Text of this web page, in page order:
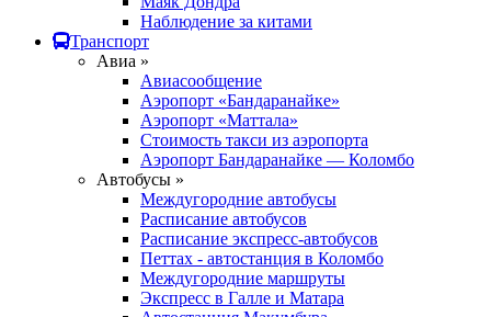
Наблюдение за китами
Транспорт
Авиа »
Авиасообщение
Аэропорт «Бандаранайке»
Аэропорт «Маттала»
Стоимость такси из аэропорта
Аэропорт Бандаранайке — Коломбо
Автобусы »
Междугородние автобусы
Расписание автобусов
Расписание экспресс-автобусов
Петтах - автостанция в Коломбо
Междугородние маршруты
Экспресс в Галле и Матара